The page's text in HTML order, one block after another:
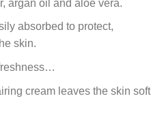
argan oil and aloe vera.
absorbed to protect,
skin.
cream leaves the skin soft